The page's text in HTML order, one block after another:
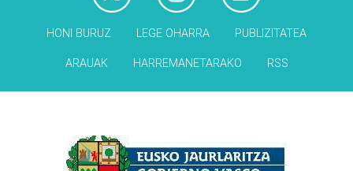
HONI BURUZ LEGE OHARRA PUBLIZITATEA
ARAUAK HARREMANETARAKO RSS